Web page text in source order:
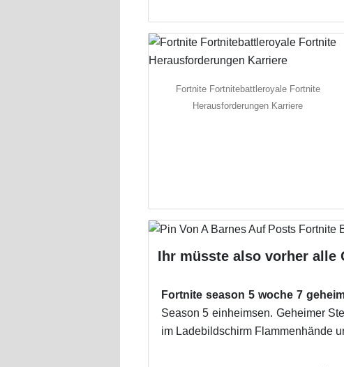
Fortnite Fortnitebattleroyale Fortnite
Herausforderungen Karriere
Ihr müsste also vorher alle
Fortnite season 5 woche 7
Season 5 einheimsen. Geheimer
im Ladebildschirm Flammenhände